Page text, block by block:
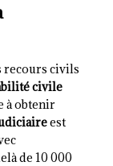
recours civils
civile
à obtenir
est
de 10 000